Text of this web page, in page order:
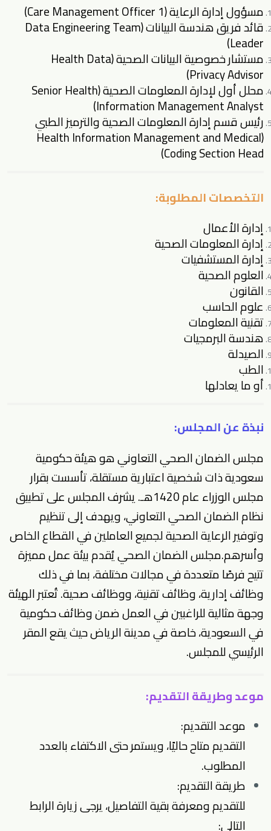
مسؤول إدارة الرعاية (Care Management Officer 1)
قائد فريق هندسة البيانات (Data Engineering Team
Leader)
مستشار خصوصية البيانات الصحية (Health Data
Privacy Advisor)
محلل أول لإدارة المعلومات الصحية (Senior Health
Information Management Analyst)
رئيس قسم إدارة المعلومات الصحية والترميز الطبي
(Health Information Management and Medical
Coding Section Head)
التخصصات المطلوبة:
إدارة الأعمال
إدارة المعلومات الصحية
إدارة المستشفيات
العلوم الصحية
القانون
علوم الحاسب
تقنية المعلومات
هندسة البرمجيات
الصيدلة
الطب
أو ما يعادلها
نبذة عن المجلس:
مجلس الضمان الصحي التعاوني هو هيئة حكومية
سعودية ذات شخصية اعتبارية مستقلة، تأسست بقرار
مجلس الوزراء عام 1420هـ. يشرف المجلس على تطبيق
نظام الضمان الصحي التعاوني، ويهدف إلى تنظيم
وتوفير الرعاية الصحية لجميع العاملين في القطاع الخاص
وأسرهم.مجلس الضمان الصحي يُقدم بيئة عمل مميزة
تتيح فرصًا متعددة في مجالات مختلفة، بما في ذلك
وظائف إدارية، وظائف تقنية، ووظائف صحية. تُعتبر الهيئة
وجهة مثالية للراغبين في العمل ضمنوظائف حكومية
في السعودية، خاصة في مدينة الرياض حيث يقع المقر
الرئيسي للمجلس.
موعد وطريقة التقديم:
موعد التقديم:
التقديم متاح حاليًا، ويستمر حتى الاكتفاء بالعدد
المطلوب.
طريقة التقديم:
للتقديم ومعرفة بقية التفاصيل، يرجى زيارة الرابط
التالي: